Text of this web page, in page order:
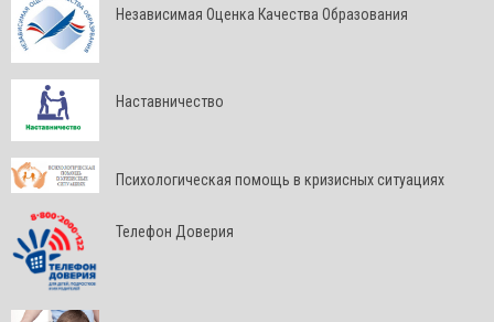
Независимая Оценка Качества Образования
Наставничество
Психологическая помощь в кризисных ситуациях
Телефон Доверия